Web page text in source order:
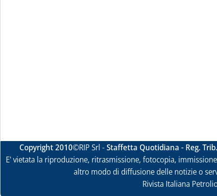
Copyright 2010©RIP Srl -Staffetta Quotidiana - Reg.
E' vietata la riproduzione, ritrasmissione, fotocopia,
altro modo di diffusione delle notizie o
Rivista Italiana